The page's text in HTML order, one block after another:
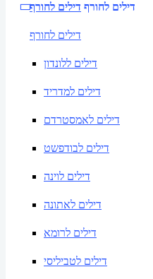
דילים לחורף דילים לחורף
דילים לחורף
דילים ללונדון
דילים למדריד
דילים לאמסטרדם
דילים לבודפשט
דילים לוינה
דילים לאתונה
דילים לרומא
דילים לטביליסי